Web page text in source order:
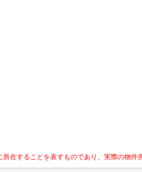
在することを表すものであり、実際の物件